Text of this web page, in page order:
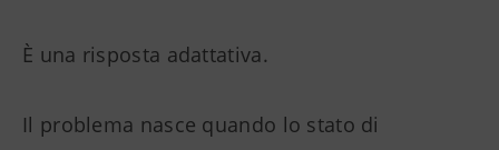
È una risposta adattativa.
Il problema nasce quando lo stato di